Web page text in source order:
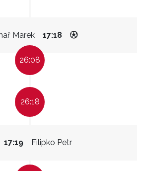
Marek 17:18
26:08
26:18
Filipko Petr
17:19